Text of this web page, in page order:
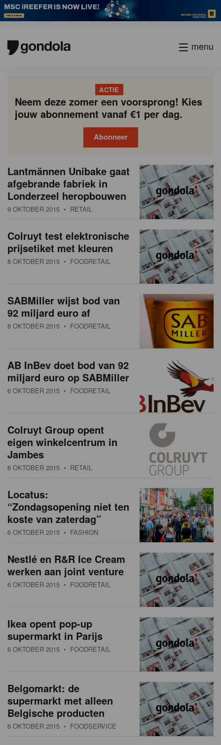
menu
ACTIE
Neem deze zomer een voorsprong! Kies
jouw abonnement vanaf €1 per dag.
Abonneer
N
e
u
w
s
e
c
Lantmännen Unibake gaat
afgebrande fabriek in
Londerzeel heropbouwen
9 OKTOBER 2015 • RETAIL
Colruyt test elektronische
prijsetiket met kleuren
8 OKTOBER 2015 • FOODRETAIL
SABMiller wijst bod van
92 miljard euro af
8 OKTOBER 2015 • FOODRETAIL
AB InBev doet bod van 92
miljard euro op SABMiller
6 OKTOBER 2015 • FOODRETAIL
Colruyt Group opent
eigen winkelcentrum in
Jambes
6 OKTOBER 2015 • RETAIL
Locatus:
“Zondagsopening niet ten
koste van zaterdag”
6 OKTOBER 2015 • FASHION
Nestlé en R&R Ice Cream
werken aan joint venture
6 OKTOBER 2015 • FOODRETAIL
Ikea opent pop-up
supermarkt in Parijs
6 OKTOBER 2015 • FOODRETAIL
Belgomarkt: de
supermarkt met alleen
Belgische producten
6 OKTOBER 2015 • FOODSERVICE
P
a
g
i
a
t
i
Vorige
Page
Page
Page
Page
Current
page
Page
Page
Page
Page
Volgende
academy
society